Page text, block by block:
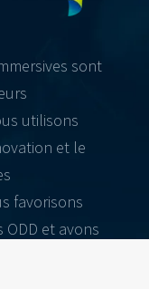
sont
utilisons
et le
favorisons
ODD et avons